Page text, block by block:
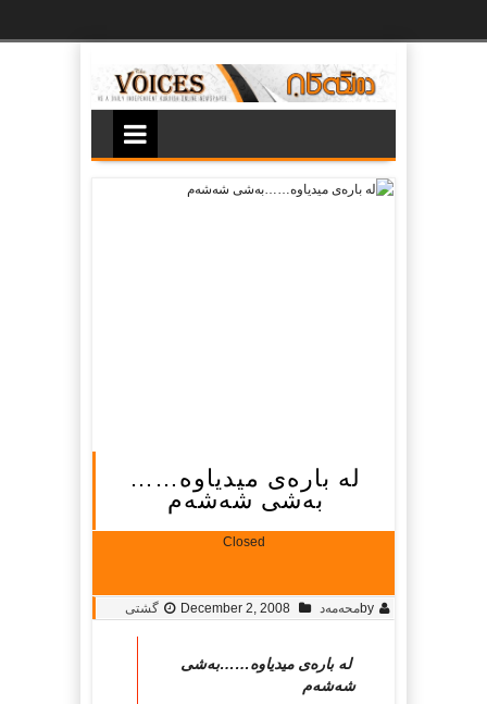
له‌ باره‌ى میدیاوه……‌
به‌شی شه‌شه‌م
Closed
byمحه‌مه‌د December 2, 2008 گشتی
له‌ باره‌ى میدیاوه……‌به‌شی
شه‌شه‌م